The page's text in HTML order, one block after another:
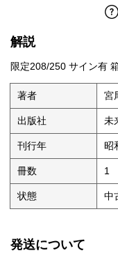
解説
限定208/250 サイン有
著者 宮
出版社 未
刊行年 昭
冊数 1
状態 中
発送について